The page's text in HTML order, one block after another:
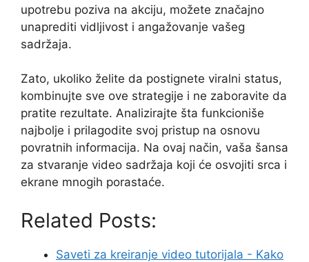
upotrebu poziva na akciju, možete značajno
unaprediti vidljivost i angažovanje vašeg
sadržaja.
Zato, ukoliko želite da postignete viralni status,
kombinujte sve ove strategije i ne zaboravite da
pratite rezultate. Analizirajte šta funkcioniše
najbolje i prilagodite svoj pristup na osnovu
povratnih informacija. Na ovaj način, vaša šansa
za stvaranje video sadržaja koji će osvojiti srca i
ekrane mnogih porastaće.
Related Posts:
Saveti za kreiranje video tutorijala - Kako